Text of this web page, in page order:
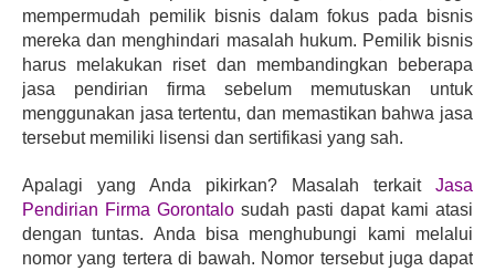
mempermudah pemilik bisnis dalam fokus pada bisnis
mereka dan menghindari masalah hukum. Pemilik bisnis
harus melakukan riset dan membandingkan beberapa
jasa pendirian firma sebelum memutuskan untuk
menggunakan jasa tertentu, dan memastikan bahwa jasa
tersebut memiliki lisensi dan sertifikasi yang sah.
Apalagi yang Anda pikirkan? Masalah terkait Jasa
Pendirian Firma Gorontalo sudah pasti dapat kami atasi
dengan tuntas. Anda bisa menghubungi kami melalui
nomor yang tertera di bawah. Nomor tersebut juga dapat